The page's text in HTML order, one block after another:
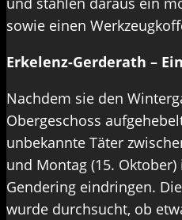
sowie einen
Erkelenz-Gerderath –
Nachdem sie den
Obergeschoss
unbekannte Täter
und Montag (15.
Gendering eindringen.
wurde durchsucht, ob